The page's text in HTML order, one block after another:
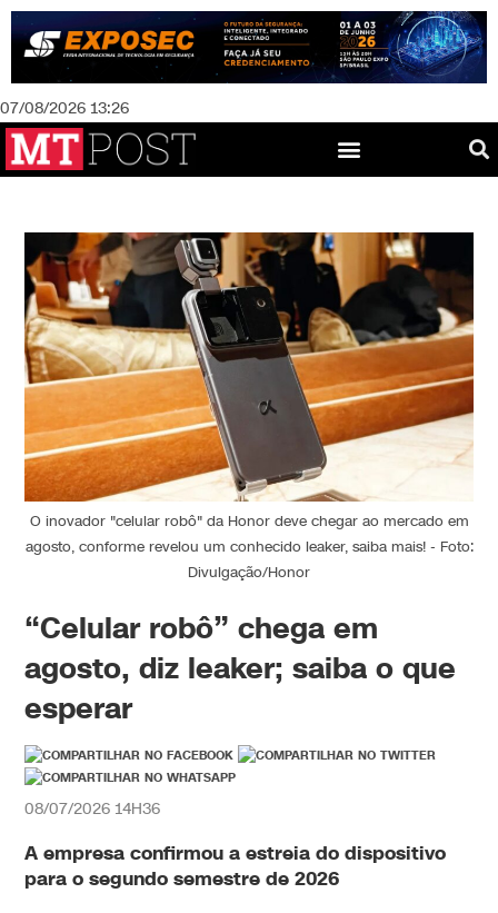
07/08/2026 13:26
O inovador "celular robô" da Honor deve chegar ao mercado em
agosto, conforme revelou um conhecido leaker, saiba mais! - Foto:
Divulgação/Honor
“Celular robô” chega em
agosto, diz leaker; saiba o que
esperar
08/07/2026 14H36
A empresa confirmou a estreia do dispositivo
para o segundo semestre de 2026